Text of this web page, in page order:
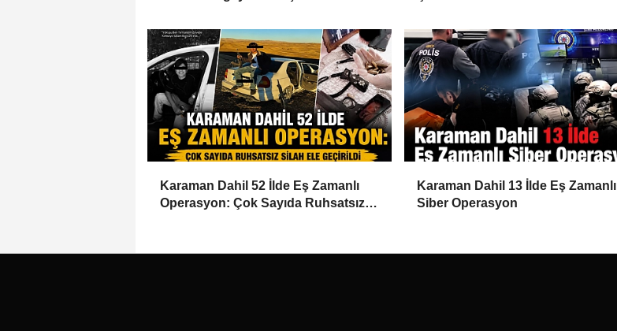
Karaman Dahil 52 İlde Eş Zamanlı
Operasyon: Çok Sayıda Ruhsatsız
Karaman Dahil 13 İlde Eş Zamanlı
Siber Operasyon